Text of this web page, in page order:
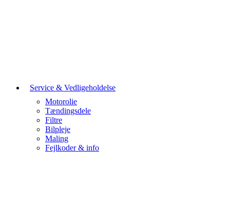
Service & Vedligeholdelse
Motorolie
Tændingsdele
Filtre
Bilpleje
Maling
Fejlkoder & info